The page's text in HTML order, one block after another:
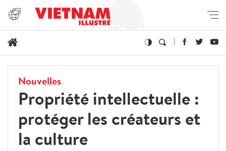
Nouvelles
Propriété intellectuelle :
protéger les créateurs et
la culture